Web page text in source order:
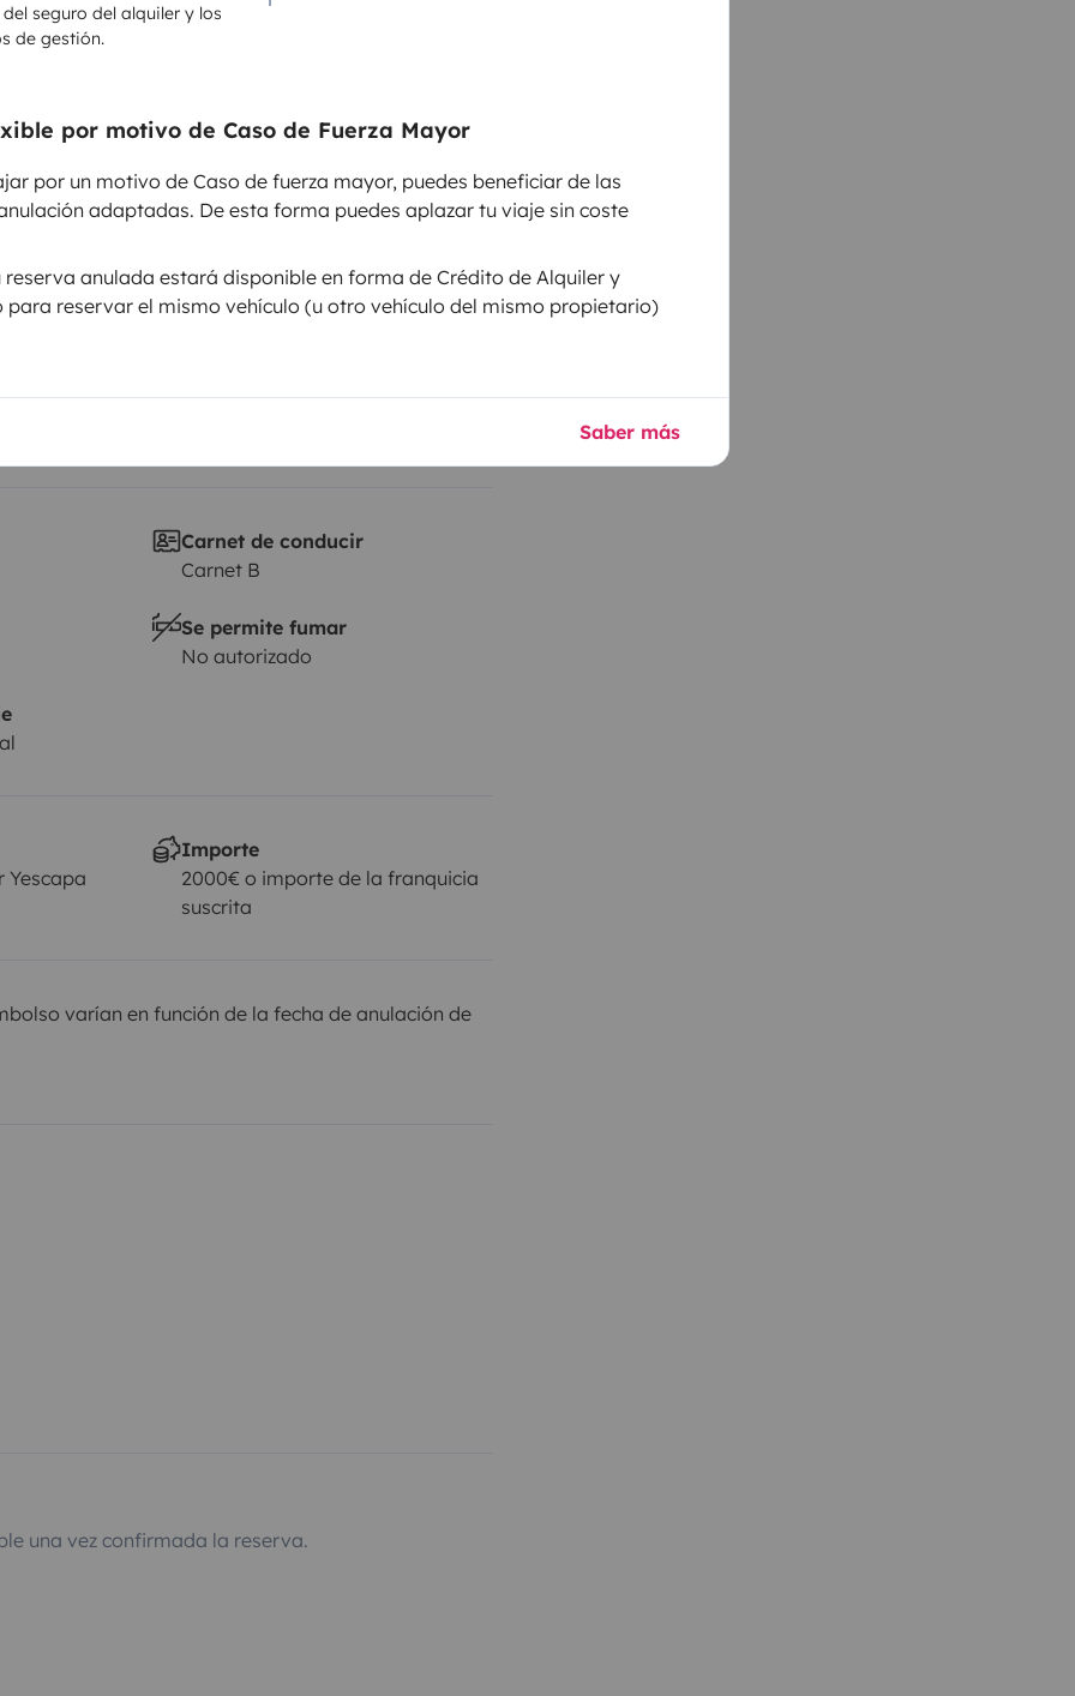
seguro del alquiler y los
de gestión.
por motivo de Caso de Fuerza Mayor
por un motivo de Caso de fuerza mayor, puedes beneficiar de las
adaptadas. De esta forma puedes aplazar tu viaje sin coste
reserva anulada estará disponible en forma de Crédito de Alquiler y
para reservar el mismo vehículo (u otro vehículo del mismo propietario)
Saber más
2021
Carnet de conducir
Carnet B
Se permite fumar
No autorizado
Yescapa
Importe
2000€ o importe de la franquicia
suscrita
varían en función de la fecha de anulación de
una vez confirmada la reserva.